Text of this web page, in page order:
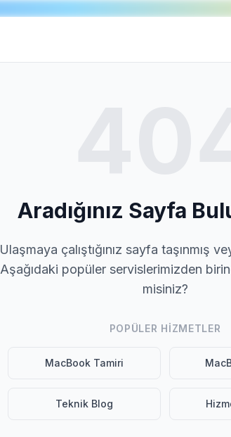
Aradığınız Sayfa
Ulaşmaya çalıştığınız sayfa taşınmış
Aşağıdaki popüler servislerimizden
misiniz?
POPÜLER HIZMETLER
MacBook Tamiri
Teknik Blog